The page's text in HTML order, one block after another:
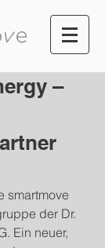
–
smartmove
der Dr.
Ein neuer,